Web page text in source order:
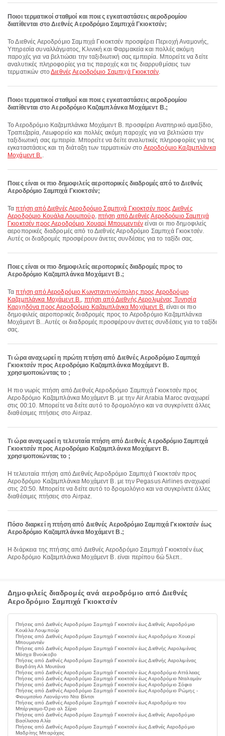
Ποιοι τερματικοί σταθμοί και ποιες εγκαταστάσεις αεροδρομίου
διατίθενται στο Διεθνές Αεροδρόμιο Σαμπιχά Γκιοκτσέν;
Το Διεθνές Αεροδρόμιο Σαμπιχά Γκιοκτσέν προσφέρει Περιοχή Αναμονής,
Υπηρεσία συναλλάγματος, Κλινική και Φαρμακεία και πολλές ακόμη
παροχές για να βελτιώσει την ταξιδιωτική σας εμπειρία. Μπορείτε να δείτε
αναλυτικές πληροφορίες για τις παροχές και τις διαρρυθμίσεις των
τερματικών στοΔιεθνές Αεροδρόμιο Σαμπιχά Γκιοκτσέν.
Ποιοι τερματικοί σταθμοί και ποιες εγκαταστάσεις αεροδρομίου
διατίθενται στο Αεροδρόμιο Καζαμπλάνκα Μοχάμεντ Β.;
Το Αεροδρόμιο Καζαμπλάνκα Μοχάμεντ Β. προσφέρει Αναπηρικό αμαξίδιο,
Τραπεζαρία, Λεωφορείο και πολλές ακόμη παροχές για να βελτιώσει την
ταξιδιωτική σας εμπειρία. Μπορείτε να δείτε αναλυτικές πληροφορίες για τις
εγκαταστάσεις και τη διάταξη των τερματικών στο Αεροδρόμιο Καζαμπλάνκα
Μοχάμεντ Β..
Ποιες είναι οι πιο δημοφιλείς αεροπορικές διαδρομές από το Διεθνές
Αεροδρόμιο Σαμπιχά Γκιοκτσέν;
Ταπτήση από Διεθνές Αεροδρόμιο Σαμπιχά Γκιοκτσέν προς Διεθνές
Αεροδρόμιο Κουάλα Λουμπούρ, πτήση από Διεθνές Αεροδρόμιο Σαμπιχά
Γκιοκτσέν προς Αεροδρόμιο Χουαρί Μπουμεντιέν είναι οι πιο δημοφιλείς
αεροπορικές διαδρομές από το Διεθνές Αεροδρόμιο Σαμπιχά Γκιοκτσέν.
Αυτές οι διαδρομές προσφέρουν άνετες συνδέσεις για το ταξίδι σας.
Ποιες είναι οι πιο δημοφιλείς αεροπορικές διαδρομές προς το
Αεροδρόμιο Καζαμπλάνκα Μοχάμεντ Β.;
Ταπτήση από Αεροδρόμιο Κωνσταντινούπολης προς Αεροδρόμιο
Καζαμπλάνκα Μοχάμεντ Β., πτήση από Διεθνής Αερολιμένας Τυνησία
Καρχηδόνα προς Αεροδρόμιο Καζαμπλάνκα Μοχάμεντ Β.είναι οι πιο
δημοφιλείς αεροπορικές διαδρομές προς το Αεροδρόμιο Καζαμπλάνκα
Μοχάμεντ Β.. Αυτές οι διαδρομές προσφέρουν άνετες συνδέσεις για το ταξίδι
σας.
Τι ώρα αναχωρεί η πρώτη πτήση από Διεθνές Αεροδρόμιο Σαμπιχά
Γκιοκτσέν προς Αεροδρόμιο Καζαμπλάνκα Μοχάμεντ Β.
χρησιμοποιώντας το ;
Η πιο νωρίς πτήση από Διεθνές Αεροδρόμιο Σαμπιχά Γκιοκτσέν προς
Αεροδρόμιο Καζαμπλάνκα Μοχάμεντ Β. με την Air Arabia Maroc αναχωρεί
στις 00:10. Μπορείτε να δείτε αυτό το δρομολόγιο και να συγκρίνετε άλλες
διαθέσιμες πτήσεις στο Airpaz.
Τι ώρα αναχωρεί η τελευταία πτήση από Διεθνές Αεροδρόμιο Σαμπιχά
Γκιοκτσέν προς Αεροδρόμιο Καζαμπλάνκα Μοχάμεντ Β.
χρησιμοποιώντας το ;
Η τελευταία πτήση από Διεθνές Αεροδρόμιο Σαμπιχά Γκιοκτσέν προς
Αεροδρόμιο Καζαμπλάνκα Μοχάμεντ Β. με την Pegasus Airlines αναχωρεί
στις 20:50. Μπορείτε να δείτε αυτό το δρομολόγιο και να συγκρίνετε άλλες
διαθέσιμες πτήσεις στο Airpaz.
Πόσο διαρκεί η πτήση από Διεθνές Αεροδρόμιο Σαμπιχά Γκιοκτσέν έως
Αεροδρόμιο Καζαμπλάνκα Μοχάμεντ Β.;
Η διάρκεια της πτήσης από Διεθνές Αεροδρόμιο Σαμπιχά Γκιοκτσέν έως
Αεροδρόμιο Καζαμπλάνκα Μοχάμεντ Β. είναι περίπου 6ώ 5λεπ..
Δημοφιλείς διαδρομές ανά αεροδρόμιο από Διεθνές
Αεροδρόμιο Σαμπιχά Γκιοκτσέν
Πτήσεις από Διεθνές Αεροδρόμιο Σαμπιχά Γκιοκτσέν έως Διεθνές Αεροδρόμιο
Κουάλα Λουμπούρ
Πτήσεις από Διεθνές Αεροδρόμιο Σαμπιχά Γκιοκτσέν έως Αεροδρόμιο Χουαρί
Μπουμεντιέν
Πτήσεις από Διεθνές Αεροδρόμιο Σαμπιχά Γκιοκτσέν έως Διεθνής Αερολιμένας
Μόσχα Βνούκοβο
Πτήσεις από Διεθνές Αεροδρόμιο Σαμπιχά Γκιοκτσέν έως Διεθνής Αερολιμένας
Βαγδάτη Αλ Μουτάνα
Πτήσεις από Διεθνές Αεροδρόμιο Σαμπιχά Γκιοκτσέν έως Αεροδρόμιο Αττάλειας
Πτήσεις από Διεθνές Αεροδρόμιο Σαμπιχά Γκιοκτσέν έως Αεροδρόμιο Νταλαμάν
Πτήσεις από Διεθνές Αεροδρόμιο Σαμπιχά Γκιοκτσέν έως Αεροδρόμιο Σόφια
Πτήσεις από Διεθνές Αεροδρόμιο Σαμπιχά Γκιοκτσέν έως Αεροδρόμιο Ρώμης -
Φιουμιτσίνο Λεονάρντο Ντα Βίντσι
Πτήσεις από Διεθνές Αεροδρόμιο Σαμπιχά Γκιοκτσέν έως Αεροδρόμιο του
Μπέργκαμο-Όριο αλ Σέριο
Πτήσεις από Διεθνές Αεροδρόμιο Σαμπιχά Γκιοκτσέν έως Διεθνές Αεροδρόμιο
Βασίλισσα Αλία
Πτήσεις από Διεθνές Αεροδρόμιο Σαμπιχά Γκιοκτσέν έως Διεθνές Αεροδρόμιο
Μαδρίτης Μπαράχας